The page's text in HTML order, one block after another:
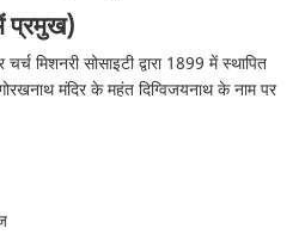
प्रमुख)
मिशनरी सोसाइटी द्वारा 1899 में स्थापित
मंदिर के महंत दिग्विजयनाथ के नाम पर